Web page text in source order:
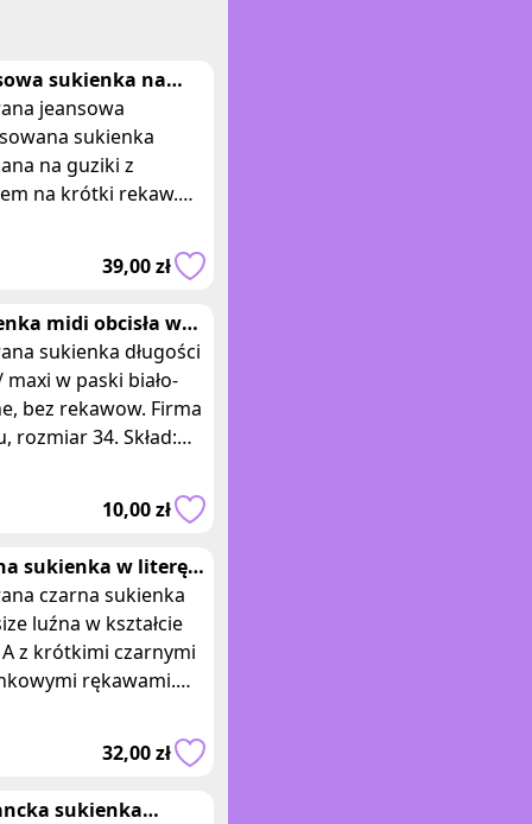
sukienka na
z paskiem house
jeansowa
sukienka
na guziki z
na krótki rekaw.
bawełna. Wymiary:
94 cm, szerokość
39,00 zł
midi obcisła w
sukienka długości
maxi w paski biało-
bez rekawow. Firma
rozmiar 34. Skład:
Wymiary: długoś
10,00 zł
sukienka w literę A
rękawami
czarna sukienka
luźna w kształcie
z krótkimi czarnymi
rękawami.
Skład 95% wiskoza,
32,00 zł
sukienka